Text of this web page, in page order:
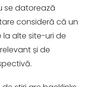
se datorează
consideră că un
la alte site-uri de
și de